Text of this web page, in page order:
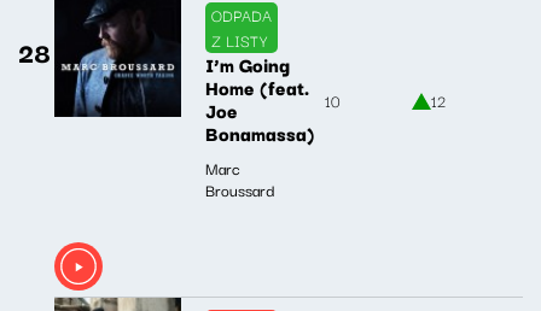
28
ODPADA
Z LISTY
I’m Going
Home (feat.
Joe
Bonamassa)
Marc
Broussard
10 12